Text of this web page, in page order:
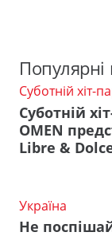
Суботній хіт-
Суботній
OMEN
Libre &
Україна
Не